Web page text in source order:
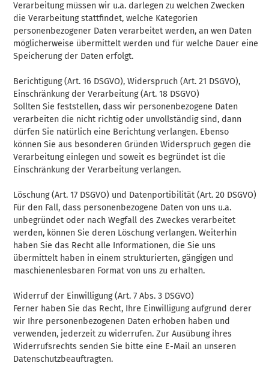
Verarbeitung müssen wir u.a. darlegen zu welchen Zwecken
die Verarbeitung stattfindet, welche Kategorien
personenbezogener Daten verarbeitet werden, an wen Daten
möglicherweise übermittelt werden und für welche Dauer eine
Speicherung der Daten erfolgt.
Berichtigung (Art. 16 DSGVO), Widerspruch (Art. 21 DSGVO),
Einschränkung der Verarbeitung (Art. 18 DSGVO)
Sollten Sie feststellen, dass wir personenbezogene Daten
verarbeiten die nicht richtig oder unvollständig sind, dann
dürfen Sie natürlich eine Berichtung verlangen. Ebenso
können Sie aus besonderen Gründen Widerspruch gegen die
Verarbeitung einlegen und soweit es begründet ist die
Einschränkung der Verarbeitung verlangen.
Löschung (Art. 17 DSGVO) und Datenportibilität (Art. 20 DSGVO)
Für den Fall, dass personenbezogene Daten von uns u.a.
unbegründet oder nach Wegfall des Zweckes verarbeitet
werden, können Sie deren Löschung verlangen. Weiterhin
haben Sie das Recht alle Informationen, die Sie uns
übermittelt haben in einem strukturierten, gängigen und
maschienenlesbaren Format von uns zu erhalten.
Widerruf der Einwilligung (Art. 7 Abs. 3 DSGVO)
Ferner haben Sie das Recht, Ihre Einwilligung aufgrund derer
wir Ihre personenbezogenen Daten erhoben haben und
verwenden, jederzeit zu widerrufen. Zur Ausübung ihres
Widerrufsrechts senden Sie bitte eine E-Mail an unseren
Datenschutzbeauftragten.